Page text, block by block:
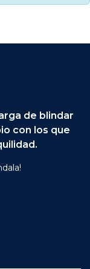
de blindar
con los que